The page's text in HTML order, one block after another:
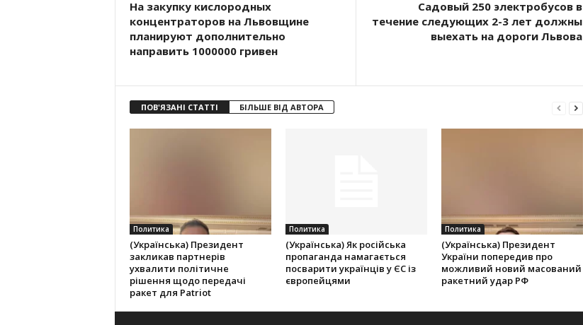
На закупку кислородных
концентраторов на Львовщине
планируют дополнительно
направить 1000000 гривен
Садовый 250 электробусов в
течение следующих 2-3 лет должны
выехать на дороги Львова
ПОВ'ЯЗАНІ СТАТТІ БІЛЬШЕ ВІД АВТОРА
Политика
(Українська) Президент
закликав партнерів
ухвалити політичне
рішення щодо передачі
ракет для Patriot
Политика
(Українська) Як російська
пропаганда намагається
посварити українців у ЄС із
європейцями
Политика
(Українська) Президент
України попередив про
можливий новий масований
ракетний удар РФ